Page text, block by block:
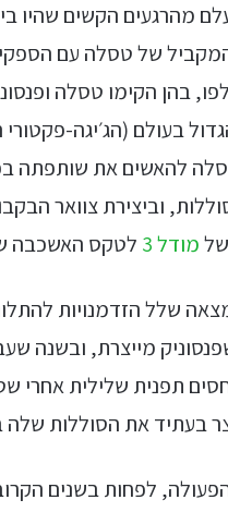
מהרגעים הקשים שהיו
בהן הקימו טסלה
בעולם (הג׳יגה-
להאשים את שותפתה
וביצירת צוואר
מודל 3 לטקס האשכבה
שלל הזדמנויות
מייצרת, ובשנה
תפנית שלילית אחרי
בעתיד את הסוללות שלה
לפחות בשנים